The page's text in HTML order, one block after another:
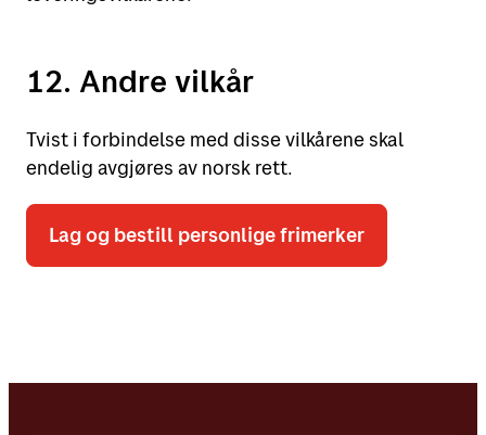
12. Andre vilkår
Tvist i forbindelse med disse vilkårene skal
endelig avgjøres av norsk rett.
Lag og bestill personlige frimerker